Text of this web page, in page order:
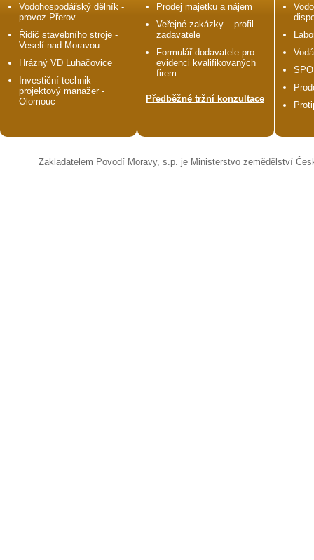
Vodohospodářský dělník -
provoz Přerov
Řidič stavebního stroje -
Veselí nad Moravou
Hrázný VD Luhačovice
Investiční technik -
projektový manažer -
Olomouc
Prodej majetku a nájem
Veřejné zakázky – profil
zadavatele
Formulář dodavatele pro
evidenci kvalifikovaných
firem
Předběžné tržní konzultace
Zakladatelem Povodí Moravy, s.p. je Ministerstvo zemědělství